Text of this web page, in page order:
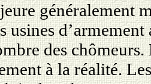
généralement
usines
des
à la réalité.